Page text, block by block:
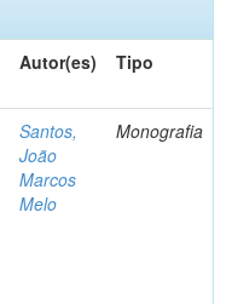
Autor(es) Tipo
Santos,
João
Marcos
Melo
Monografia